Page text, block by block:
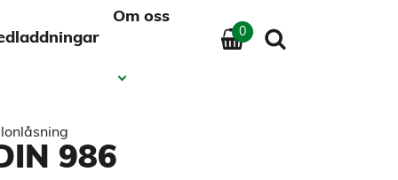
Om oss
0
986